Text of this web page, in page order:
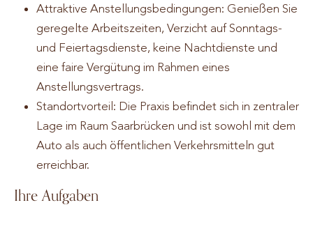
Attraktive Anstellungsbedingungen: Genießen Sie
geregelte Arbeitszeiten, Verzicht auf Sonntags-
und Feiertagsdienste, keine Nachtdienste und
eine faire Vergütung im Rahmen eines
Anstellungsvertrags.
Standortvorteil: Die Praxis befindet sich in zentraler
Lage im Raum Saarbrücken und ist sowohl mit dem
Auto als auch öffentlichen Verkehrsmitteln gut
erreichbar.
Ihre Aufgaben